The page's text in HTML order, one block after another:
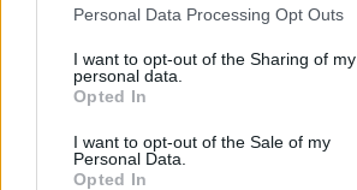
Personal Data Processing Opt Outs
I want to opt-out of the Sharing of my
personal data.
Opted In
I want to opt-out of the Sale of my
Personal Data.
Opted In